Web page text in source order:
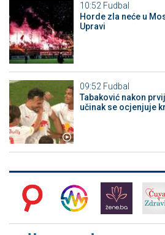
10:52 Fudbal
Horde zla neće u
Upravi
09:52 Fudbal
Tabaković nakon
učinak se ocjenjuje